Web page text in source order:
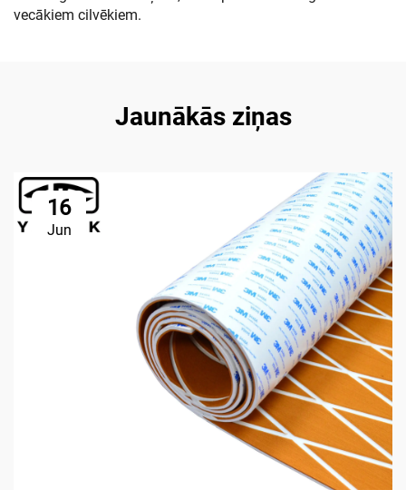
vecākiem cilvēkiem.
Jaunākās ziņas
16
Jun